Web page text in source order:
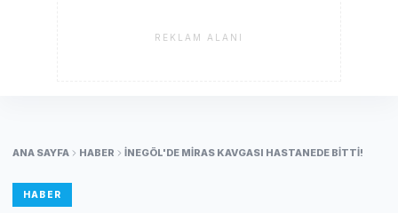
REKLAM ALANI
ANA SAYFA HABER İNEGÖL'DE MIRAS KAVGASI HASTANEDE BITTI!
HABER